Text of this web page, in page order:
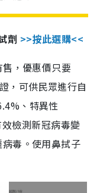
劑 >>按此選購<<
，優惠價只要
，可供民眾進行自
、特異性
檢測新冠病毒變
毒。使用鼻拭子